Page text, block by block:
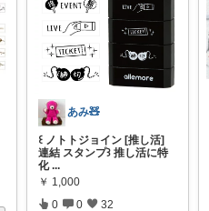
あみ🧸
꒰ ノトトジョイン [推し活]
連結 スタンプ꒱ 推し活に特
化 ...
￥ 1,000
0 0 32